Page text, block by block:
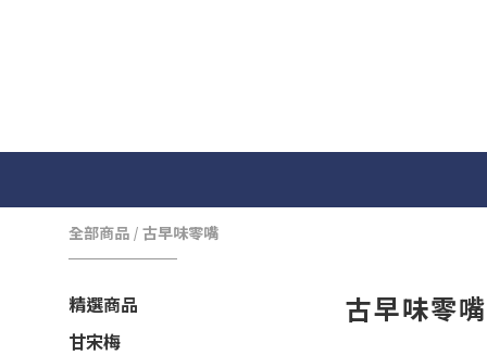
全部商品 / 古早味零嘴
精選商品
甘宋梅
古早味零嘴